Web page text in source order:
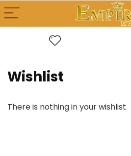
Wishlist
There is nothing in your wishlist